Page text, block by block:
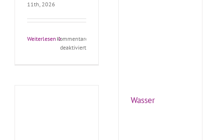
11th, 2026
Weiterlesen Kommentare
deaktiviertfür
Wasser